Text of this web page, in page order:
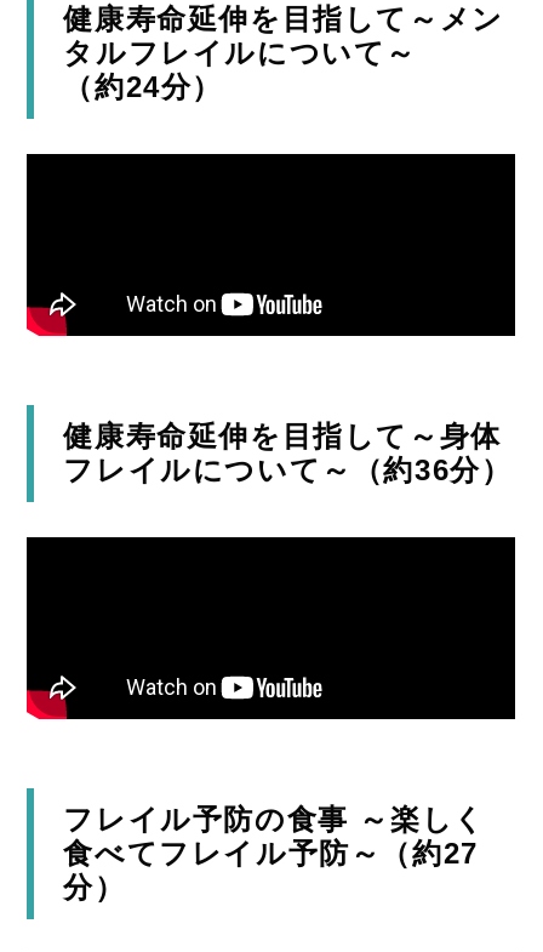
健康寿命延伸を目指して～メン
タルフレイルについて～
（約24分）
健康寿命延伸を目指して～身体
フレイルについて～（約36分）
フレイル予防の食事 ～楽しく
食べてフレイル予防～（約27
分）